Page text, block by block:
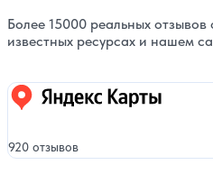
Более 15000 реальных
известных ресурсах и нашем
Яндекс карты
920 отзывов